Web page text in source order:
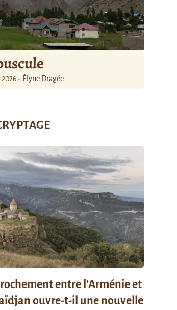
- Élyne Dragée
entre l’Arménie et
ouvre-t-il une nouvelle